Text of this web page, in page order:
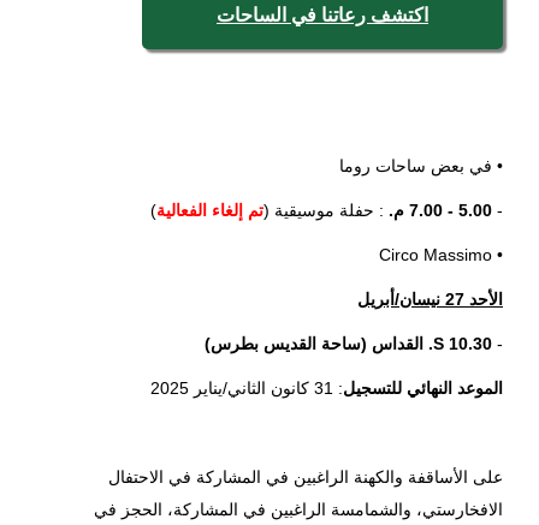
اكتشف رعاتنا في الساحات
• في بعض ساحات روما
- 5.00 - 7.00 م. : حفلة موسيقية (تم إلغاء الفعالية)
• Circo Massimo
الأحد 27 نيسان/أبريل
- 10.30 S. القداس (ساحة القديس بطرس)
الموعد النهائي للتسجيل: 31 كانون الثاني/يناير 2025
على الأساقفة والكهنة الراغبين في المشاركة في الاحتفال
الافخارستي، والشمامسة الراغبين في المشاركة، الحجز في